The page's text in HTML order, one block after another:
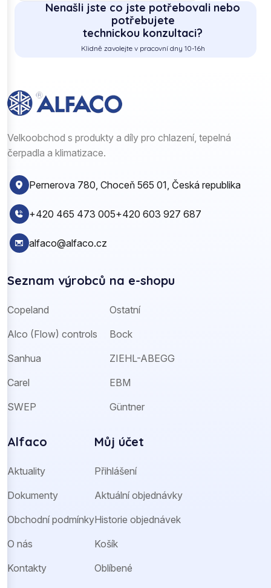
Nenašli jste co jste potřebovali nebo
potřebujete
technickou konzultaci?
Klidně zavolejte v pracovní dny 10-16h
Velkoobchod s produkty a díly pro chlazení, tepelná
čerpadla a klimatizace.
Pernerova 780, Choceň 565 01, Česká republika
+420 465 473 005+420 603 927 687
alfaco@alfaco.cz
Seznam výrobců na e-shopu
Copeland
Alco (Flow) controls
Sanhua
Carel
SWEP
Ostatní
Bock
ZIEHL-ABEGG
EBM
Güntner
Alfaco
Aktuality
Dokumenty
Obchodní podmínky
O nás
Kontakty
Můj účet
Přihlášení
Aktuální objednávky
Historie objednávek
Košík
Oblíbené